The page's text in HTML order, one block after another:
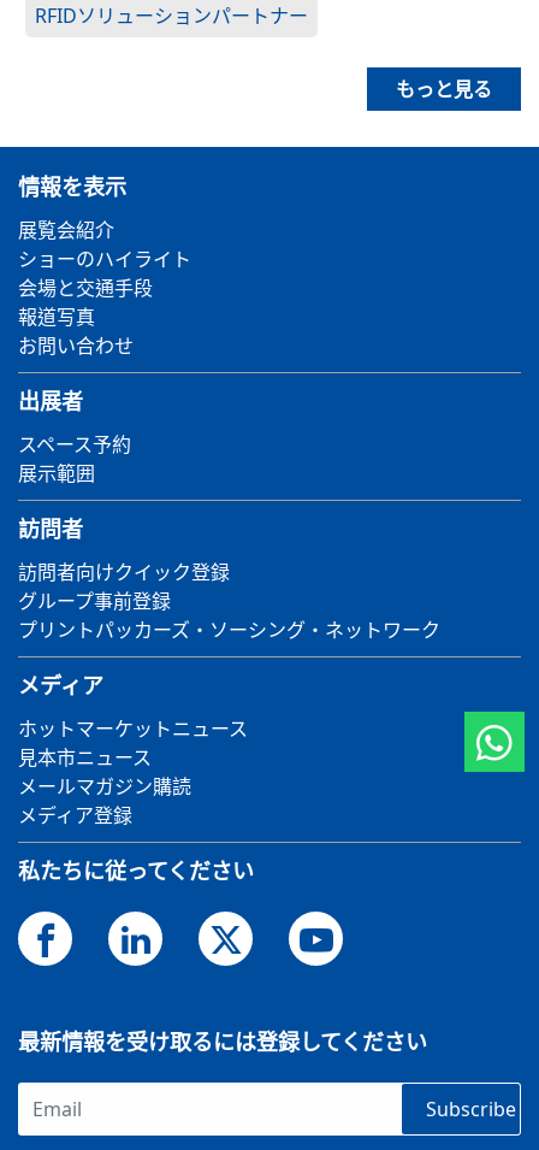
RFIDソリューションパートナー
もっと見る
情報を表示
展覧会紹介
ショーのハイライト
会場と交通手段
報道写真
お問い合わせ
出展者
スペース予約
展示範囲
訪問者
訪問者向けクイック登録
グループ事前登録
プリントパッカーズ・ソーシング・ネットワーク
メディア
ホットマーケットニュース
見本市ニュース
メールマガジン購読
メディア登録
私たちに従ってください
最新情報を受け取るには登録してください
Subscribe